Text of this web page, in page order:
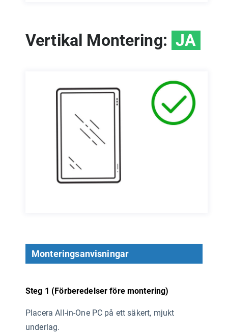
Vertikal Montering: JA
Monteringsanvisningar
Steg 1 (Förberedelser före montering)
Placera All-in-One PC på ett säkert, mjukt
underlag.